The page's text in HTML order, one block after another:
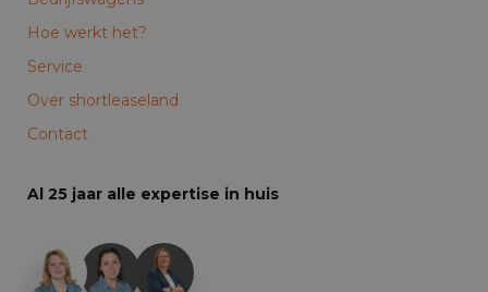
Hoe werkt het?
Service
Over shortleaseland
Contact
Al 25 jaar alle expertise in huis